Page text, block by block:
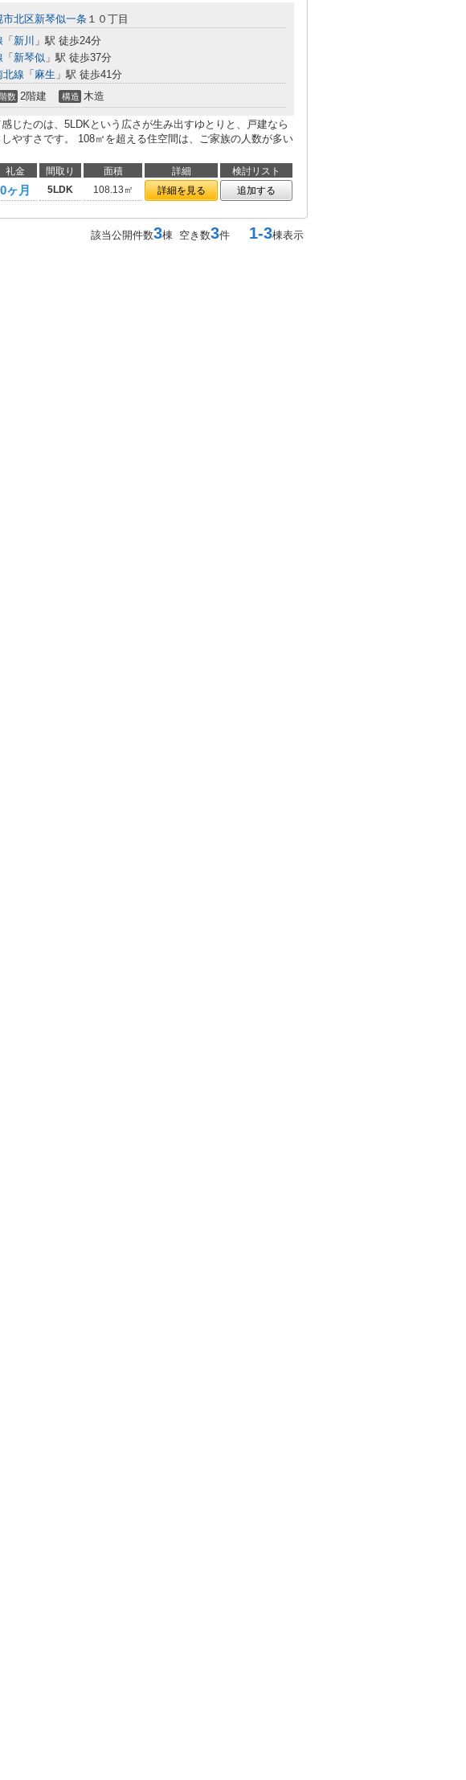
市北区新琴似一条 １０丁目
「 新川 」駅 徒歩24分
「 新琴似 」駅 徒歩37分
北線 「 麻生 」駅 徒歩41分
数 2階建 構造 木造
じたのは、5LDKという広さが生み出すゆとりと、戸建なら
やすさです。 108㎡を超える住空間は、ご家族の人数が多い
礼金 間取り 面積 詳細
検討リスト
0ヶ月 5LDK 108.13㎡ 詳細を見る 追加する
該当公開件数3棟 空き数3件 1-3棟表示